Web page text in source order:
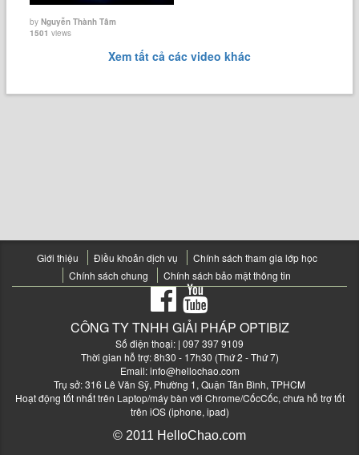
byNguyễn Thành Tâm
1501 views
Xem tất cả các video khác
Giới thiệu Điều khoản dịch vụ
Chính sách tham gia lớp học
Chính sách chung
Chính sách bảo mật thông tin
CÔNG TY TNHH GIẢI PHÁP OPTIBIZ
Số điện thoại: | 097 397 9109
Thời gian hỗ trợ: 8h30 - 17h30 (Thứ 2 - Thứ 7)
Email:info@hellochao.com
Trụ sở: 316 Lê Văn Sỹ, Phường 1, Quận Tân Bình, TPHCM
Hoạt động tốt nhất trên Laptop/máy bàn với Chrome/CốcCốc, chưa hỗ trợ tốt
trên iOS (iphone, ipad)
© 2011 HelloChao.com